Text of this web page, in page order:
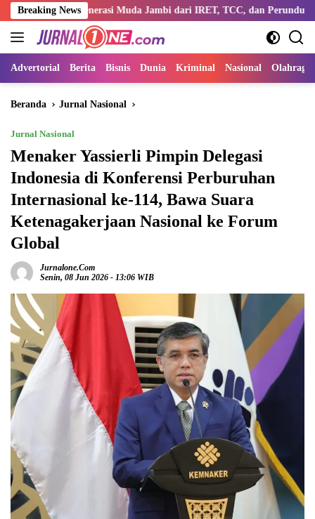
Langsung
ke
konten
Breaking News
Generasi Muda Jambi dari IRET, TCC, dan Perundungan
Advertorial Berita Bisnis Dunia Kriminal Nasional Olahraga
Beranda Jurnal Nasional
Jurnal Nasional
Menaker Yassierli Pimpin Delegasi
Indonesia di Konferensi Perburuhan
Internasional ke-114, Bawa Suara
Ketenagakerjaan Nasional ke Forum
Global
Jurnalone.com
Senin, 08 Jun 2026 - 13:06 WIB